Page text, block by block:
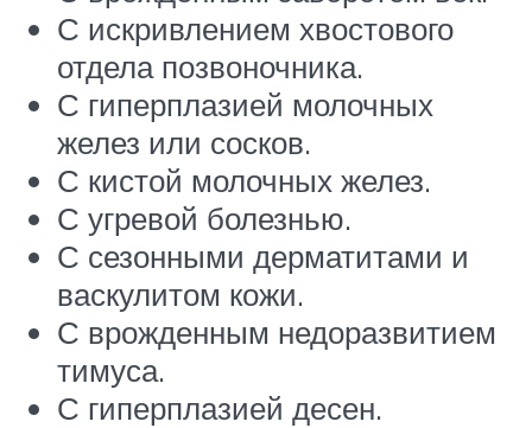
С искривлением хвостового
отдела позвоночника.
С гиперплазией молочных
желез или сосков.
С кистой молочных желез.
С угревой болезнью.
С сезонными дерматитами и
васкулитом кожи.
С врожденным недоразвитием
тимуса.
С гиперплазией десен.